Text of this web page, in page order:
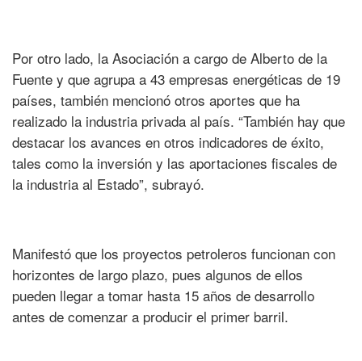
Por otro lado, la Asociación a cargo de Alberto de la
Fuente y que agrupa a 43 empresas energéticas de 19
países, también mencionó otros aportes que ha
realizado la industria privada al país. “También hay que
destacar los avances en otros indicadores de éxito,
tales como la inversión y las aportaciones fiscales de
la industria al Estado”, subrayó.
Manifestó que los proyectos petroleros funcionan con
horizontes de largo plazo, pues algunos de ellos
pueden llegar a tomar hasta 15 años de desarrollo
antes de comenzar a producir el primer barril.